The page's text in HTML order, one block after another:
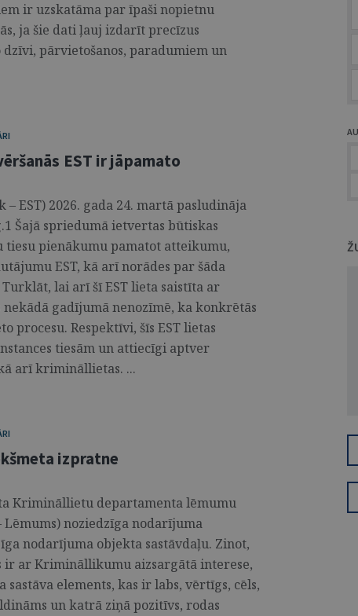
ir uzskatāma par īpaši nopietnu
ja šie dati ļauj izdarīt precīzus
pārvietošanos, paradumiem un
EST ir jāpamato
EST) 2026. gada 24. martā pasludināja
Šajā spriedumā ietvertas būtiskas
tiesu pienākumu pamatot atteikumu,
EST, kā arī norādes par šāda
lai arī šī EST lieta saistīta ar
gadījumā nenozīmē, ka konkrētās
procesu. Respektīvi, šīs EST lietas
tiesām un attiecīgi aptver
arī krimināllietas. ...
izpratne
Krimināllietu departamenta lēmumu
noziedzīga nodarījuma
nodarījuma objekta sastāvdaļu. Zinot,
ar Krimināllikumu aizsargātā interese,
elements, kas ir labs, vērtīgs, cēls,
un katrā ziņā pozitīvs, rodas